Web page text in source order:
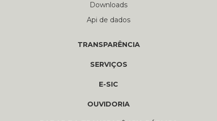
Downloads
Api de dados
TRANSPARÊNCIA
SERVIÇOS
E-SIC
OUVIDORIA